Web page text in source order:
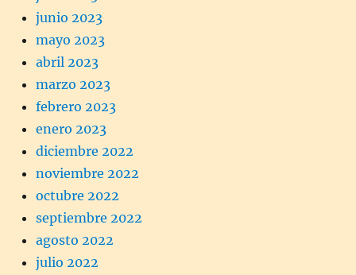
junio 2023
mayo 2023
abril 2023
marzo 2023
febrero 2023
enero 2023
diciembre 2022
noviembre 2022
octubre 2022
septiembre 2022
agosto 2022
julio 2022